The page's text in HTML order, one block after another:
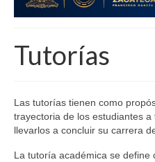
El programa
Alumnos
Proceso Administrativo
Cursos
Tutorías
Las tutorías tienen como
trayectoria de los estudiantes
llevarlos a concluir su carrera
La tutoría académica se define